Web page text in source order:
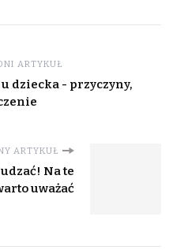
ARTYKUŁ
dziecka - przyczyny,
ARTYKUŁ
Na te
uważać